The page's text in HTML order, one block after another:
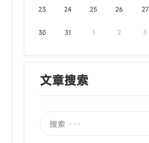
23 24 25 26 27
30 31 1 2 3
文章搜索